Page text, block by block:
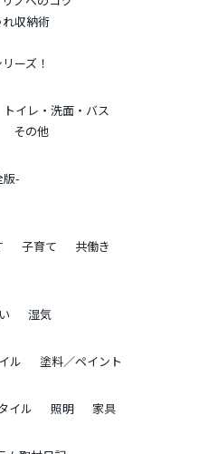
収納術
ーズ！
トイレ・洗面・バス
その他
版-
子育て
共働き
湿気
ル
塗料／ペイント
イル 照明
家具